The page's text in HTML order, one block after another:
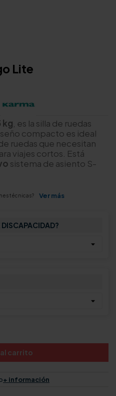
Lite
kg , es la silla de ruedas
compacto es ideal
ruedas que necesitan
viajes cortos. Está
sistema de asiento S-
técnicas? Ver más
carrito
+ información